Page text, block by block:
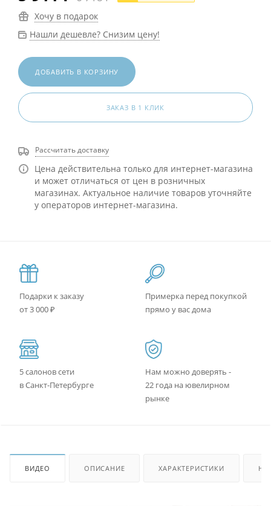
Хочу в подарок
Нашли дешевле? Снизим цену!
ДОБАВИТЬ В КОРЗИНУ
ЗАКАЗ В 1 КЛИК
Рассчитать доставку
Цена действительна только для интернет-магазина
и может отличаться от цен в розничных
магазинах. Актуальное наличие товаров уточняйте
у операторов интернет-магазина.
Подарки к заказу
от 3 000 ₽
Примерка перед покупкой
прямо у вас дома
5 салонов сети
в Санкт-Петербурге
Нам можно доверять -
22 года на ювелирном
рынке
ВИДЕО ОПИСАНИЕ ХАРАКТЕРИСТИКИ